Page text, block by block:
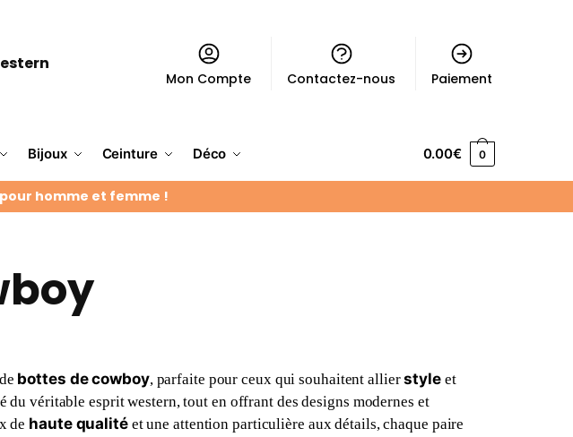
Mon Compte Contactez-nous Paiement
Bijoux Ceinture Déco 0.00€ 0
homme et femme !
bottes de cowboy, parfaite pour ceux qui souhaitent allierstyleet
du véritable esprit western, tout en offrant des designs modernes et
de haute qualitéet une attention particulière aux détails, chaque paire